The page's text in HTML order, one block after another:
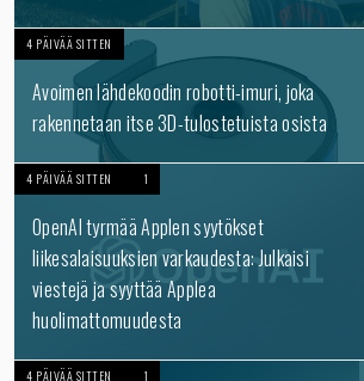
4 PÄIVÄÄ SITTEN
Avoimen lähdekoodin robotti-imuri, joka
rakennetaan itse 3D-tulostetuista osista
4 PÄIVÄÄ SITTEN 1
OpenAI tyrmää Applen syytökset
liikesalaisuuksien varkaudesta: Julkaisi
viestejä ja syyttää Applea
huolimattomuudesta
4 PÄIVÄÄ SITTEN 1